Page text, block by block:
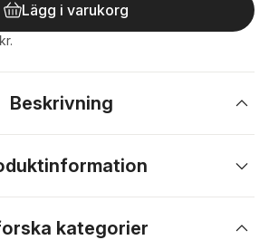
Lägg i varukorg
Beskrivning
kategorier